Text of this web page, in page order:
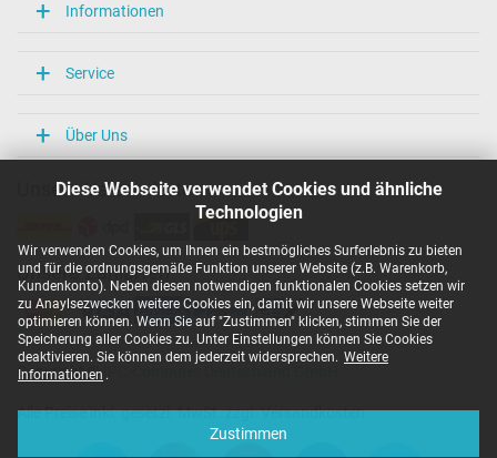
Diese Webseite verwendet Cookies und ähnliche
Technologien
Wir verwenden Cookies, um Ihnen ein bestmögliches Surferlebnis zu bieten
und für die ordnungsgemäße Funktion unserer Website (z.B. Warenkorb,
Kundenkonto). Neben diesen notwendigen funktionalen Cookies setzen wir
zu Anaylsezwecken weitere Cookies ein, damit wir unsere Webseite weiter
optimieren können. Wenn Sie auf "Zustimmen" klicken, stimmen Sie der
Speicherung aller Cookies zu. Unter Einstellungen können Sie Cookies
deaktivieren. Sie können dem jederzeit widersprechen. Weitere
Informationen .
Zustimmen
Informationen
Service
Über Uns
Unsere Versandarten
Unsere Zahlarten
Copyright ©
Alle Preise inkl. gesetzl. MwSt. zzgl. Versandkosten